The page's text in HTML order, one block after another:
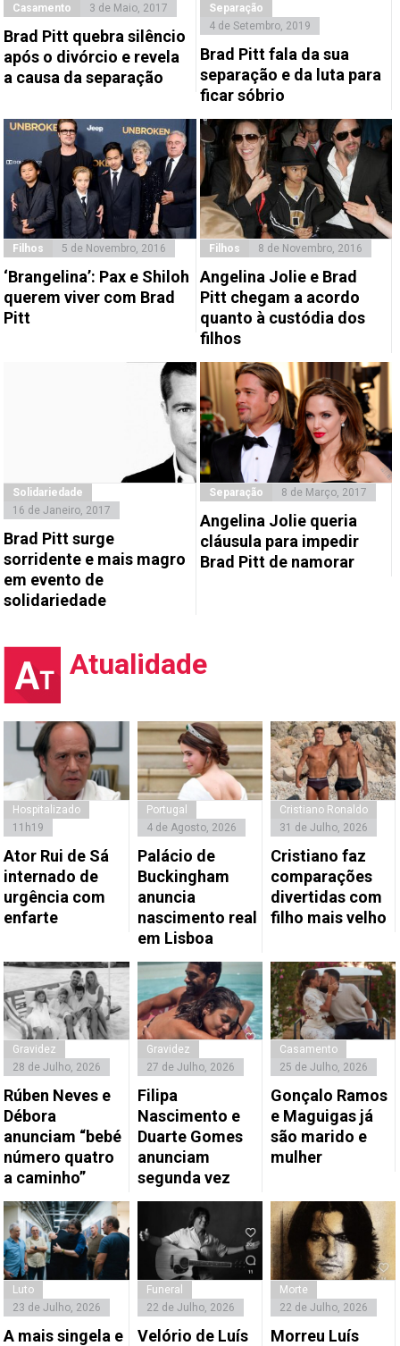
Casamento 3 de Maio, 2017
Brad Pitt quebra silêncio
após o divórcio e revela
a causa da separação
Separação
4 de Setembro, 2019
Brad Pitt fala da sua
separação e da luta para
ficar sóbrio
Filhos 5 de Novembro, 2016
‘Brangelina’: Pax e Shiloh
querem viver com Brad
Pitt
Filhos 8 de Novembro, 2016
Angelina Jolie e Brad
Pitt chegam a acordo
quanto à custódia dos
filhos
Solidariedade
16 de Janeiro, 2017
Brad Pitt surge
sorridente e mais magro
em evento de
solidariedade
Separação 8 de Março, 2017
Angelina Jolie queria
cláusula para impedir
Brad Pitt de namorar
Atualidade
Hospitalizado
11h19
Ator Rui de Sá
internado de
urgência com
enfarte
Portugal
4 de Agosto, 2026
Palácio de
Buckingham
anuncia
nascimento real
em Lisboa
Cristiano Ronaldo
31 de Julho, 2026
Cristiano faz
comparações
divertidas com
filho mais velho
Gravidez
28 de Julho, 2026
Rúben Neves e
Débora
anunciam “bebé
número quatro
a caminho”
Gravidez
27 de Julho, 2026
Filipa
Nascimento e
Duarte Gomes
anunciam
segunda vez
Casamento
25 de Julho, 2026
Gonçalo Ramos
e Maguigas já
são marido e
mulher
Luto
23 de Julho, 2026
A mais singela e
Funeral
22 de Julho, 2026
Velório de Luís
Morte
22 de Julho, 2026
Morreu Luís